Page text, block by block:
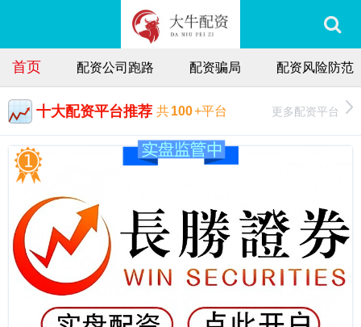
首页 配资公司跑路 配资骗局 配资风险防范
十大配资平台推荐 共100+平台 更多配资平台